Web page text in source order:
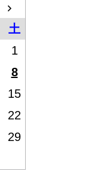
土
1
8
15
22
29